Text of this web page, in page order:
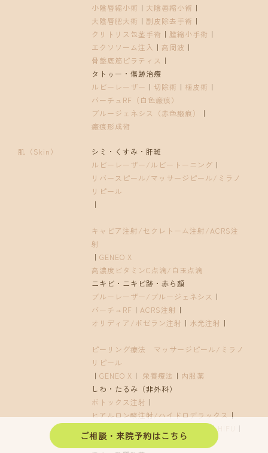
ご相談・来院予約はこちら
小陰唇縮小術 ｜ 大陰唇縮小術 ｜
大陰唇肥大術 ｜ 副皮除去手術 ｜
クリトリス包茎手術 ｜ 膣縮小手術 ｜
エクソソーム注入 ｜ 高周波 ｜
骨盤底筋ピラティス ｜
タトゥー・傷跡治療
ルビーレーザー ｜ 切除術 ｜ 植皮術 ｜
バーチュRF（白色瘢痕）
ブルージェネシス（赤色瘢痕）
｜
瘢痕形成術
肌（Skin）
シミ・くすみ・肝斑
ルビーレーザー/ルビートーニング ｜
リバースピール/マッサージピール/ミラノ
リピール
｜
キャビア注射/セクレトーム注射/ACRS注
射
｜ GENEO X
高濃度ビタミンC点滴/白玉点滴
ニキビ・ニキビ跡・赤ら顔
ブルーレーザー/ブルージェネシス ｜
バーチュRF ｜ ACRS注射 ｜
オリディア/ポゼラン注射 ｜ 水光注射 ｜
ピーリング療法 マッサージピール/ミラノ
リピール
｜ GENEO X ｜ 栄養療法 ｜ 内服薬
しわ・たるみ（非外科）
ボトックス注射 ｜
ヒアルロン酸注射/ハイドロデラックス｜
｜
｜
糸リフト/ショッピングリフト